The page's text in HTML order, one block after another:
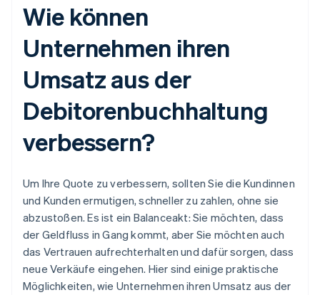
Wie können
Unternehmen ihren
Umsatz aus der
Debitorenbuchhaltung
verbessern?
Um Ihre Quote zu verbessern, sollten Sie die Kundinnen
und Kunden ermutigen, schneller zu zahlen, ohne sie
abzustoßen. Es ist ein Balanceakt: Sie möchten, dass
der Geldfluss in Gang kommt, aber Sie möchten auch
das Vertrauen aufrechterhalten und dafür sorgen, dass
neue Verkäufe eingehen. Hier sind einige praktische
Möglichkeiten, wie Unternehmen ihren Umsatz aus der